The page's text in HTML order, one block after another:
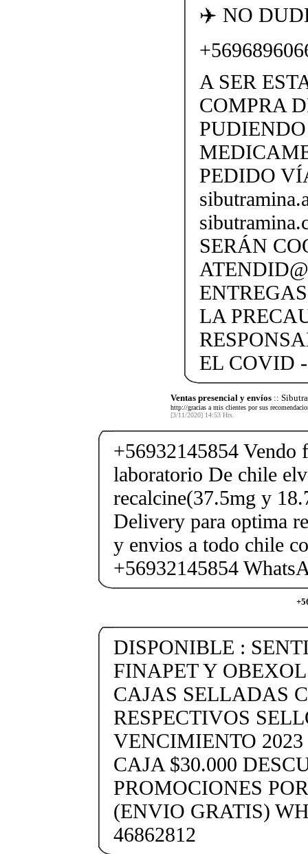
✈️ NO
A SER
COMPRA
PEDIDO
SERÁN
LA
EL COVID
Ventas presencial y envíos ::
http://gracias a mis clientes por sus
[3/11/2020] 14:53 Hrs.
+56932145854 Vendo
laboratorio De chile
recalcine(37.5mg y
Delivery para optima
y envios a todo chile
+56932145854
DISPONIBLE :
FINAPET Y
CAJAS SELLADAS
RESPECTIVOS
VENCIMIENTO
CAJA $30.000
PROMOCIONES
(ENVIO GRATIS)
46862812